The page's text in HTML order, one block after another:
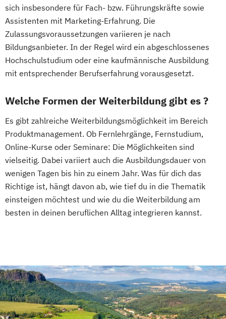
sich insbesondere für Fach- bzw. Führungskräfte sowie
Assistenten mit Marketing-Erfahrung. Die
Zulassungsvoraussetzungen variieren je nach
Bildungsanbieter. In der Regel wird ein abgeschlossenes
Hochschulstudium oder eine kaufmännische Ausbildung
mit entsprechender Berufserfahrung vorausgesetzt.
Welche Formen der Weiterbildung gibt es ?
Es gibt zahlreiche Weiterbildungsmöglichkeit im Bereich
Produktmanagement. Ob Fernlehrgänge, Fernstudium,
Online-Kurse oder Seminare: Die Möglichkeiten sind
vielseitig. Dabei variiert auch die Ausbildungsdauer von
wenigen Tagen bis hin zu einem Jahr. Was für dich das
Richtige ist, hängt davon ab, wie tief du in die Thematik
einsteigen möchtest und wie du die Weiterbildung am
besten in deinen beruflichen Alltag integrieren kannst.